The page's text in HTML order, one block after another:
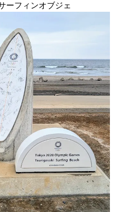
ーフィンオブジェ